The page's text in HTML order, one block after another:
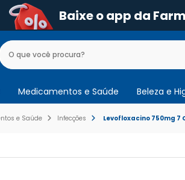
Baixe o app da
Medicamentos e Saúde Beleza e
e Saúde Infecções Levofloxacino 750mg 7